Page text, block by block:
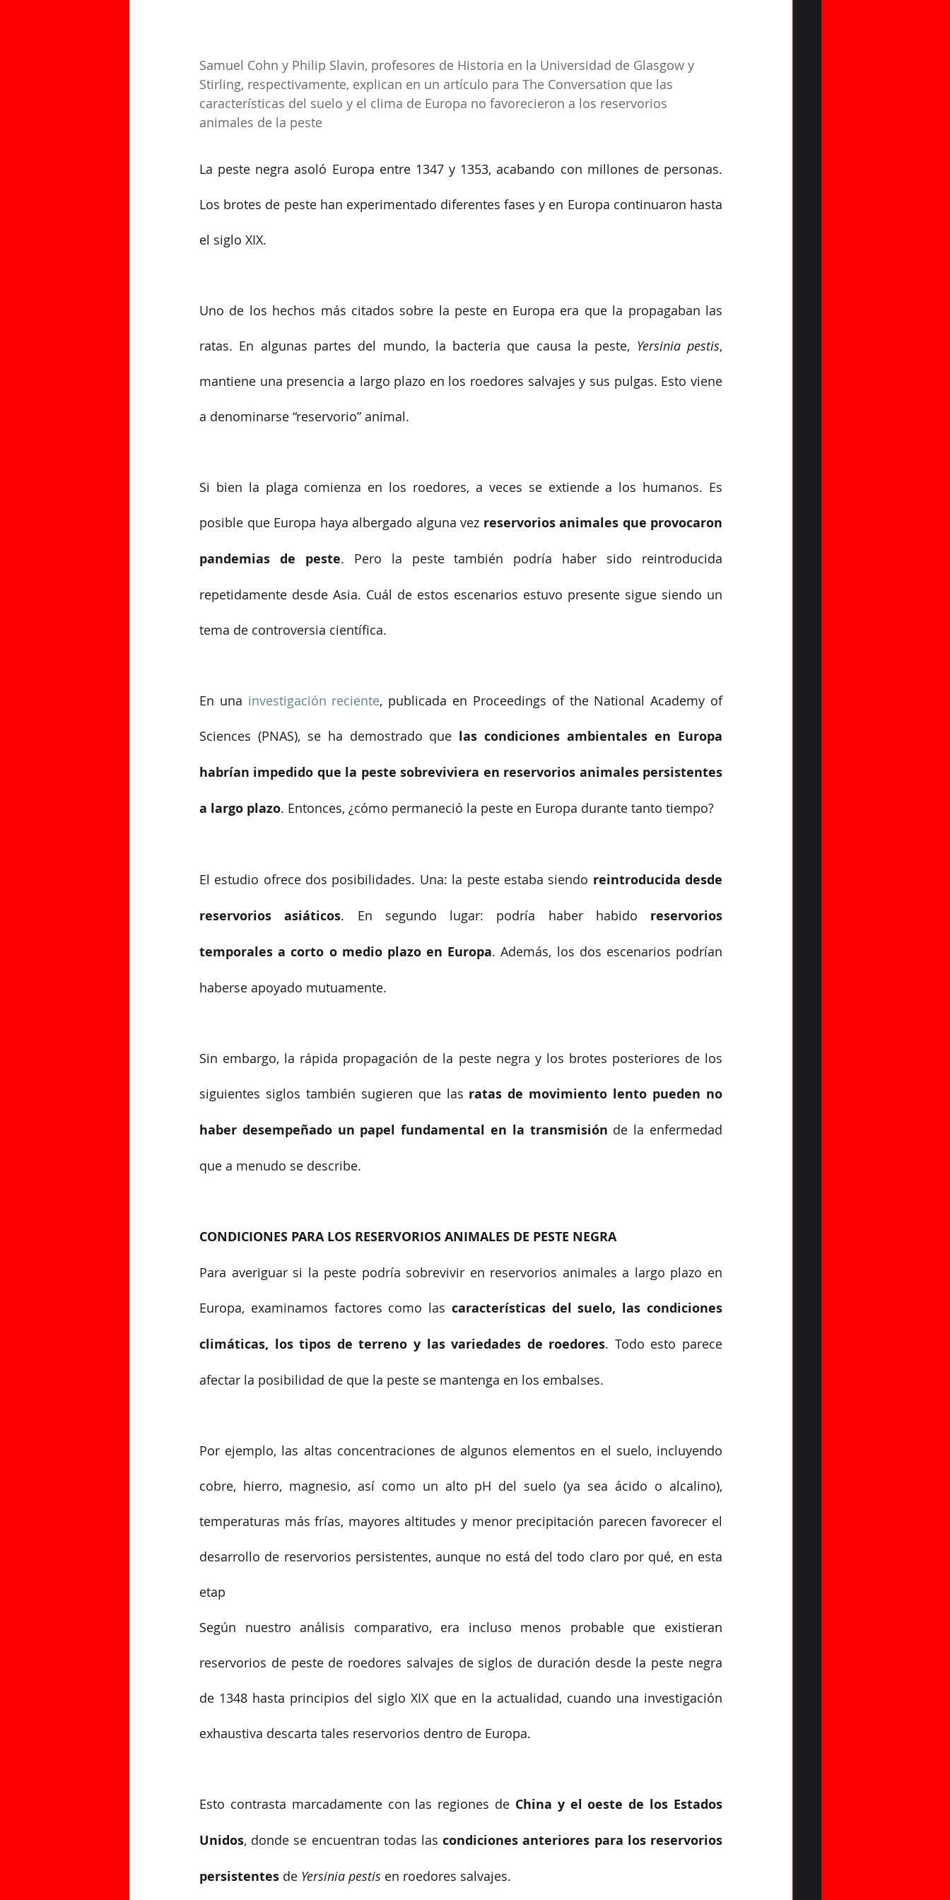
Samuel Cohn y Philip Slavin, profesores de Historia en la Universidad de Glasgow y
Stirling, respectivamente, explican en un artículo para The Conversation que las
características del suelo y el clima de Europa no favorecieron a los reservorios
animales de la peste
La peste negra asoló Europa entre 1347 y 1353, acabando con millones de personas.
Los brotes de peste han experimentado diferentes fases y en Europa continuaron hasta
el siglo XIX.
Uno de los hechos más citados sobre la peste en Europa era que la propagaban las
ratas. En algunas partes del mundo, la bacteria que causa la peste, Yersinia pestis,
mantiene una presencia a largo plazo en los roedores salvajes y sus pulgas. Esto viene
a denominarse “reservorio” animal.
Si bien la plaga comienza en los roedores, a veces se extiende a los humanos. Es
posible que Europa haya albergado alguna vez reservorios animales que provocaron
pandemias de peste. Pero la peste también podría haber sido reintroducida
repetidamente desde Asia. Cuál de estos escenarios estuvo presente sigue siendo un
tema de controversia científica.
En una investigación reciente, publicada en Proceedings of the National Academy of
Sciences (PNAS), se ha demostrado que las condiciones ambientales en Europa
habrían impedido que la peste sobreviviera en reservorios animales persistentes
a largo plazo. Entonces, ¿cómo permaneció la peste en Europa durante tanto tiempo?
El estudio ofrece dos posibilidades. Una: la peste estaba siendo reintroducida desde
reservorios asiáticos. En segundo lugar: podría haber habido reservorios
temporales a corto o medio plazo en Europa. Además, los dos escenarios podrían
haberse apoyado mutuamente.
Sin embargo, la rápida propagación de la peste negra y los brotes posteriores de los
siguientes siglos también sugieren que las ratas de movimiento lento pueden no
haber desempeñado un papel fundamental en la transmisión de la enfermedad
que a menudo se describe.
CONDICIONES PARA LOS RESERVORIOS ANIMALES DE PESTE NEGRA
Para averiguar si la peste podría sobrevivir en reservorios animales a largo plazo en
Europa, examinamos factores como las características del suelo, las condiciones
climáticas, los tipos de terreno y las variedades de roedores. Todo esto parece
afectar la posibilidad de que la peste se mantenga en los embalses.
Por ejemplo, las altas concentraciones de algunos elementos en el suelo, incluyendo
cobre, hierro, magnesio, así como un alto pH del suelo (ya sea ácido o alcalino),
temperaturas más frías, mayores altitudes y menor precipitación parecen favorecer el
desarrollo de reservorios persistentes, aunque no está del todo claro por qué, en esta
etap
Según nuestro análisis comparativo, era incluso menos probable que existieran
reservorios de peste de roedores salvajes de siglos de duración desde la peste negra
de 1348 hasta principios del siglo XIX que en la actualidad, cuando una investigación
exhaustiva descarta tales reservorios dentro de Europa.
Esto contrasta marcadamente con las regiones de China y el oeste de los Estados
Unidos, donde se encuentran todas las condiciones anteriores para los reservorios
persistentes de Yersinia pestis en roedores salvajes.